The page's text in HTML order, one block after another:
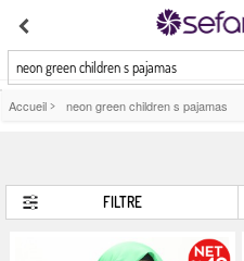
neon green children s pajamas
Accueil > neon green children s pajamas
FILTRE